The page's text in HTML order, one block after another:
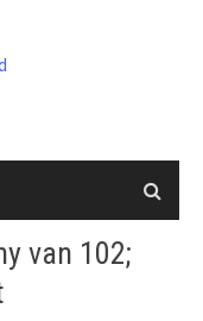
van 102;